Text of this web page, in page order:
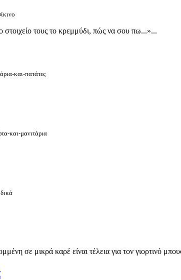
στοιχείο τους το κρεμμύδι, πώς να σου πω...»...
και-πατάτες
και-μανιτάρια
σε μικρά καρέ είναι τέλεια για τον γιορτινό